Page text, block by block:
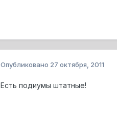
Опубликовано 27 октября, 2011
Есть подиумы штатные!